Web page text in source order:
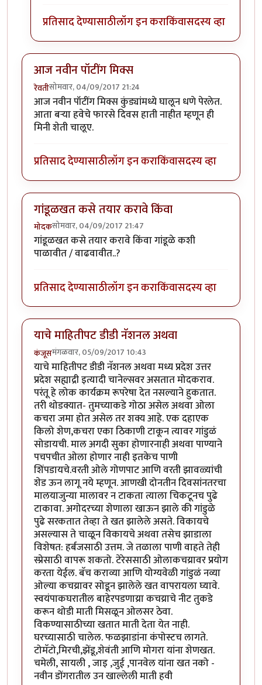
प्रतिसाद देण्यासाठीलॉग इन कराकिंवासदस्य व्हा
आज नवीन पॉटींग मिक्स
रेवतीसोमवार, 04/09/2017 21:24
आज नवीन पॉटींग मिक्स कुंड्यांमध्ये घालून धणे पेरलेत.
आता बर्‍या हवेचे फारसे दिवस हाती नाहीत म्हणून ही
मिनी शेती चालूए.
प्रतिसाद देण्यासाठीलॉग इन कराकिंवासदस्य व्हा
गांडूळखत कसे तयार करावे किंवा
मोदकसोमवार, 04/09/2017 21:47
गांडूळखत कसे तयार करावे किंवा गांडूळे कशी
पाळावीत / वाढवावीत..?
प्रतिसाद देण्यासाठीलॉग इन कराकिंवासदस्य व्हा
याचे माहितीपट डीडी नॅशनल अथवा
कंजूसमंगळवार, 05/09/2017 10:43
याचे माहितीपट डीडी नॅशनल अथवा मध्य प्रदेश उत्तर
प्रदेश सह्याद्री इत्यादी चानेल्सवर असतात मोदकराव.
परंतू हे लोक कार्यक्रम रूपरेषा देत नसल्याने हुकतात.
तरी थोडक्यात- तुमच्याकडे गोठा असेल अथवा ओला
कचरा जमा होत असेल तर शक्य आहे. एक दहाएक
किलो शेण,कचरा एका ठिकाणी टाकून त्यावर गांडुळं
सोडायची. माल अगदी सुका होणारनाही अथवा पाण्याने
पचपचीत ओला होणार नाही इतकेच पाणी
शिंपडायचे.वरती ओले गोणपाट आणि वरती झावळ्यांची
शेड ऊन लागू नये म्हणून. आणखी दोनतीन दिवसांनतरचा
मालयाजुन्या मालावर न टाकता त्याला चिकटूनच पुढे
टाकावा. अगोदरच्या शेणाला खाऊन झाले की गांडुळे
पुढे सरकतात तेव्हा ते खत झालेले असते. विकायचे
असल्यास ते चाळून विकायचे अथवा तसेच झाडाला
विशेषत: हर्बजसाठी उत्तम. जे तळाला पाणी वाहते तेही
स्प्रेसाठी वापरू शकतो. टेरेससाठी ओलाकचय्रावर प्रयोग
करता येईल. बॅच कराव्या आणि योग्यवेळी गांडुळं नव्या
ओल्या कचय्रावर सोडून झालेले खत वापरायला घ्यावे.
स्वयंपाकघरातील बाहेरपडणाय्रा कचय्राचे नीट तुकडे
करून थोडी माती मिसळून ओलसर ठेवा.
विकण्यासाठीच्या खतात माती देता येत नाही.
घरच्यासाठी चालेल. फळझाडांना कंपोस्टच लागते.
टोमॅटो,मिरची,झेंडू,शेवंती आणि मोगरा यांना शेणखत.
चमेली, सायली , जाइ ,जुई ,पानवेल यांना खत नको -
नवीन डोंगरातील उन खाल्लेली माती हवी